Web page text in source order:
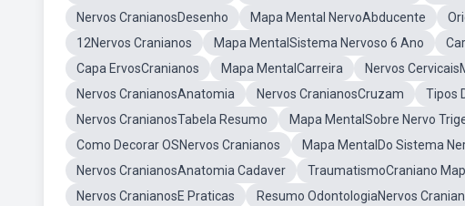
Nervos CranianosDesenho
Mapa Mental NervoAbducente
12Nervos Cranianos
Mapa MentalSistema Nervoso 6 Ano
Capa ErvosCranianos
Mapa MentalCarreira Nervos
Nervos CranianosAnatomia
Nervos CranianosCruzam Tipos
Nervos CranianosTabela Resumo
Mapa MentalSobre Nervo
Como Decorar OSNervos Cranianos
Mapa MentalDo Sistema
Nervos CranianosAnatomia Cadaver
TraumatismoCraniano
Nervos CranianosE Praticas
Resumo OdontologiaNervos